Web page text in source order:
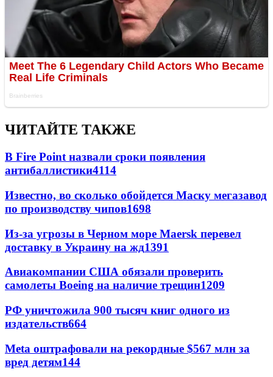
ЧИТАЙТЕ ТАКЖЕ
В Fire Point назвали сроки появления
антибаллистики4114
Известно, во сколько обойдется Маску мегазавод
по производству чипов1698
Из-за угрозы в Черном море Maersk перевел
доставку в Украину на жд1391
Авиакомпании США обязали проверить
самолеты Boeing на наличие трещин1209
РФ уничтожила 900 тысяч книг одного из
издательств664
Meta оштрафовали на рекордные $567 млн за
вред детям144